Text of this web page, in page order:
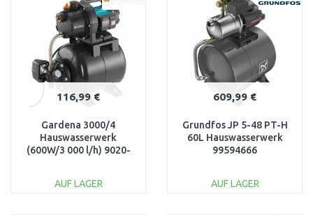
Vergleichen Vergleichen
116,99 €
Gardena 3000/4
Hauswasserwerk
(600W/3 000 l/h) 9020-
AUF LAGER
609,99 €
Grundfos JP 5-48 PT-H
60L Hauswasserwerk
99594666
AUF LAGER